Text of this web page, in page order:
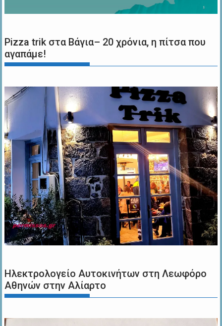
Pizza trik στα Βάγια– 20 χρόνια, η πίτσα που
αγαπάμε!
Ηλεκτρολογείο Αυτοκινήτων στη Λεωφόρο
Αθηνών στην Αλίαρτο